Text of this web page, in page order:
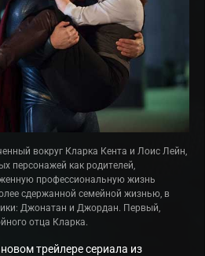
вокруг Кларка Кента и Лоис Лейн,
персонажей как родителей,
профессиональную жизнь
сдержанной семейной жизнью, в
Джонатан и Джордан. Первый,
отца Кларка.
трейлере сериала из